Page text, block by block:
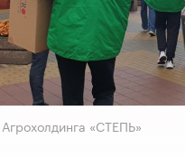
«СТЕПЬ»